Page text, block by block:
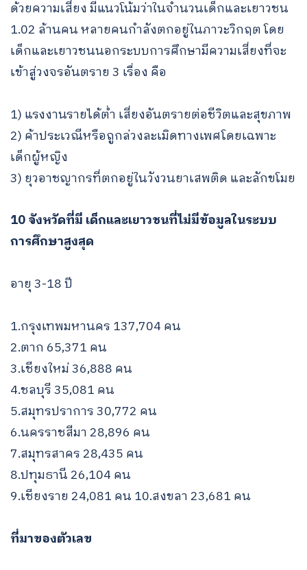
ด้วยความเสี่ยง มีแนวโน้มว่าในจำนวนเด็กและเยาวชน
1.02 ล้านคน หลายคนกำลังตกอยู่ในภาวะวิกฤต โดย
เด็กและเยาวชนนอกระบบการศึกษามีความเสี่ยงที่จะ
เข้าสู่วงจรอันตราย 3 เรื่อง คือ
1) แรงงานรายได้ต่ำ เสี่ยงอันตรายต่อชีวิตและสุขภาพ
2) ค้าประเวณีหรือถูกล่วงละเมิดทางเพศโดยเฉพาะ
เด็กผู้หญิง
3) ยุวอาชญากรที่ตกอยู่ในวังวนยาเสพติด และลักขโมย
10 จังหวัดที่มี เด็กและเยาวชนที่ไม่มีข้อมูลในระบบ
การศึกษาสูงสุด
อายุ 3-18 ปี
1.กรุงเทพมหานคร 137,704 คน
2.ตาก 65,371 คน
3.เชียงใหม่ 36,888 คน
4.ชลบุรี 35,081 คน
5.สมุทรปราการ 30,772 คน
6.นครราชสีมา 28,896 คน
7.สมุทรสาคร 28,435 คน
8.ปทุมธานี 26,104 คน
9.เชียงราย 24,081 คน 10.สงขลา 23,681 คน
ที่มาของตัวเลข